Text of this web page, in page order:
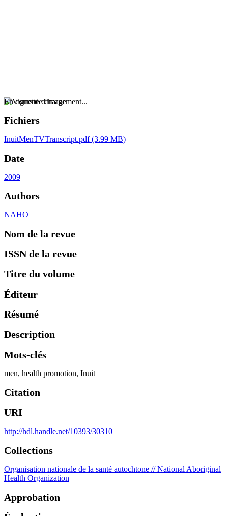
En cours de chargement...
Fichiers
InuitMenTVTranscript.pdf(3.99 MB)
Date
2009
Authors
NAHO
Nom de la revue
ISSN de la revue
Titre du volume
Éditeur
Résumé
Description
Mots-clés
men, health promotion, Inuit
Citation
URI
http://hdl.handle.net/10393/30310
Collections
Organisation nationale de la santé autochtone // National Aboriginal
Health Organization
Approbation